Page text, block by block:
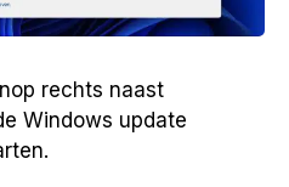
rechts naast
Windows update